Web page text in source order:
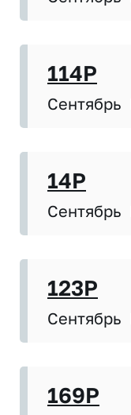
114P
Сентябрь
14P
Сентябрь
123P
Сентябрь
169P